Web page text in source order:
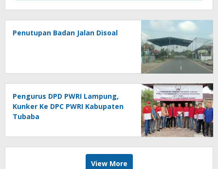
Penutupan Badan Jalan Disoal
Pengurus DPD PWRI Lampung,
Kunker Ke DPC PWRI Kabupaten
Tubaba
View More